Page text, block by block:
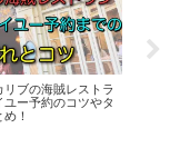
リブの海賊レストラ
ユー予約のコツやタ
！